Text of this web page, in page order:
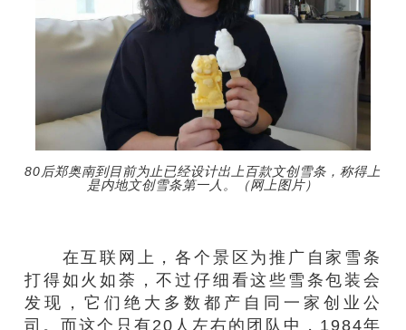
80后郑奥南到目前为止已经设计出上百款文创雪条，称得上
是内地文创雪条第一人。（网上图片）
在互联网上，各个景区为推广自家雪条
打得如火如荼，不过仔细看这些雪条包装会
发现，它们绝大多数都产自同一家创业公
司。而这个只有20人左右的团队中，1984年